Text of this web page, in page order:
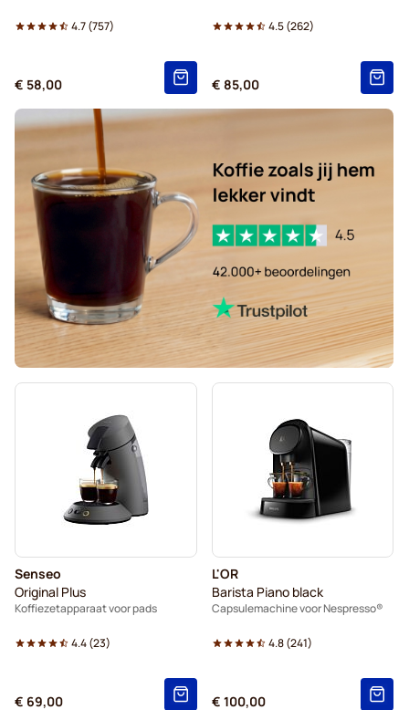
Senseo-pads voor Senseo
4.7(757)
€ 58,00
4.5(262)
€ 85,00
Senseo
Original Plus
Koffiezetapparaat voor pads
4.4(23)
€ 69,00
L'OR
Barista Piano black
Capsulemachine voor Nespresso®
4.8(241)
€ 100,00